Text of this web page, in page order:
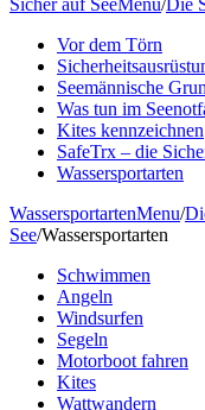
Vor dem Törn
Seemännische
Was tun im
Kites kennzeichnen
SafeTrx – die
Wassersportarten
WassersportartenMenu/
See/Wassersportarten
Schwimmen
Angeln
Windsurfen
Segeln
Motorboot fahren
Kites
Wattwandern